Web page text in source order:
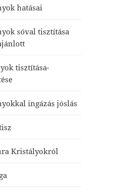
hatásai
sóval tisztítása
tisztítása-
ingázás jóslás
Kristályokról